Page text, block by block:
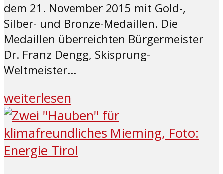
dem 21. November 2015 mit Gold-,
Silber- und Bronze-Medaillen. Die
Medaillen überreichten Bürgermeister
Dr. Franz Dengg, Skisprung-
Weltmeister...
weiterlesen